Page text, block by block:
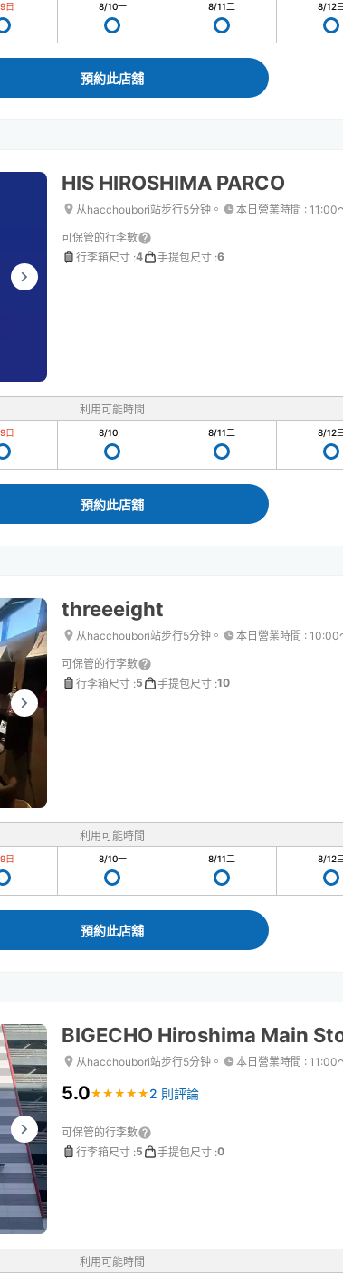
日 8/10一 8/11二 8/12
預約此店舖
HIS HIROSHIMA PARCO
从hacchoubori站步行5分钟。 本日營業時間 : 11:00
可保管的行李數
行李箱尺寸 :4 手提包尺寸 :6
利用可能時間
日 8/10一 8/11二 8/12
預約此店舖
threeeight
从hacchoubori站步行5分钟。 本日營業時間 : 10:00
可保管的行李數
行李箱尺寸 :5 手提包尺寸 :10
利用可能時間
日 8/10一 8/11二 8/12
預約此店舖
BIGECHO Hiroshima Main
从hacchoubori站步行5分钟。 本日營業時間 : 11:00
5.0★ ★ ★ ★ ★
★ ★ ★ ★ ★ 2 則評論
可保管的行李數
行李箱尺寸 :5 手提包尺寸 :0
利用可能時間